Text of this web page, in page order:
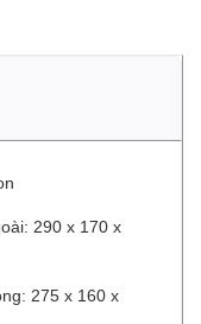
290 x 170 x
275 x 160 x